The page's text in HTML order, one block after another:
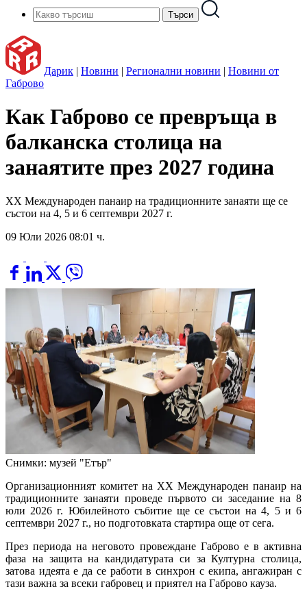
Дарик | Новини | Регионални новини | Новини от
Габрово
Как Габрово се превръща в
балканска столица на
занаятите през 2027 година
XX Международен панаир на традиционните занаяти ще се
състои на 4, 5 и 6 септември 2027 г.
09 Юли 2026 08:01 ч.
Снимки: музей "Етър"
Организационният комитет на XX Международен панаир на
традиционните занаяти проведе първото си заседание на 8
юли 2026 г. Юбилейното събитие ще се състои на 4, 5 и 6
септември 2027 г., но подготовката стартира още от сега.
През периода на неговото провеждане Габрово е в активна
фаза на защита на кандидатурата си за Културна столица,
затова идеята е да се работи в синхрон с екипа, ангажиран с
тази важна за всеки габровец и приятел на Габрово кауза.